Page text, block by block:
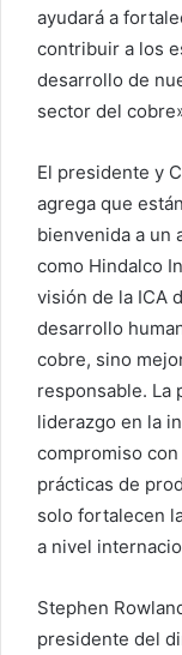
ayudará a
contribuir a los
desarrollo de
sector del
El presidente y
agrega que
bienvenida a un
como Hindalco
visión de la ICA
desarrollo
cobre, sino
responsable. La
liderazgo en la
compromiso
prácticas de
solo fortalecen
a nivel
Stephen
presidente del